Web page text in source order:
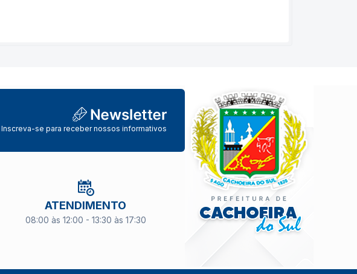
Inscreva-se para receber nossos informativos
ATENDIMENTO
08:00 às 12:00 - 13:30 às 17:30